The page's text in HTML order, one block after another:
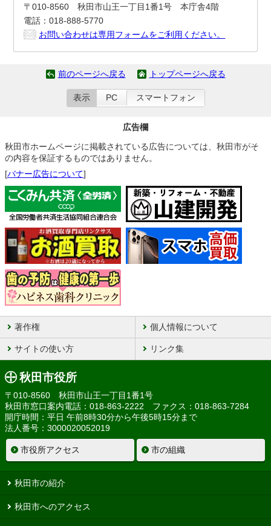
〒010-8560 秋田市山王一丁目1番1号 本庁舎4階
電話：018-888-5770
お問い合わせは専用フォームをご利用ください。
前のページへ戻る トップページへ戻る
表示 PC スマートフォン
広告欄
秋田市ホームページに掲載されている広告については、秋田市がそ
の内容を保証するものではありません。
[バナー広告について]
著作権 個人情報について
サイトの使い方 リンク集
秋田市役所
〒010-8560 秋田市山王一丁目1番1号
秋田市窓口案内電話：018-863-2222 ファクス：018-863-7284
開庁時間：平日 午前8時30分から午後5時15分まで
法人番号：3000020052019
市役所アクセス 市の組織
秋田市の紹介
秋田市へのアクセス